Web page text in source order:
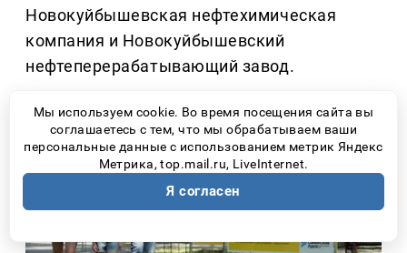
Новокуйбышевская нефтехимическая
компания и Новокуйбышевский
нефтеперерабатывающий завод.
Мы используем cookie. Во время посещения сайта вы
соглашаетесь с тем, что мы обрабатываем ваши
персональные данные с использованием метрик Яндекс
Метрика, top.mail.ru, LiveInternet.
Я согласен